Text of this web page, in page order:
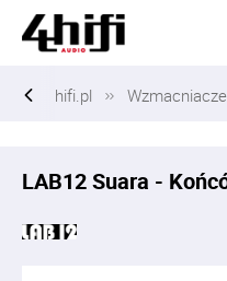
hifi.pl Wzmacniacze
LAB12 Suara -